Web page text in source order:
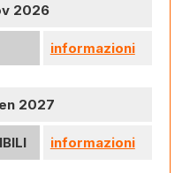
2026
informazioni
2027
informazioni